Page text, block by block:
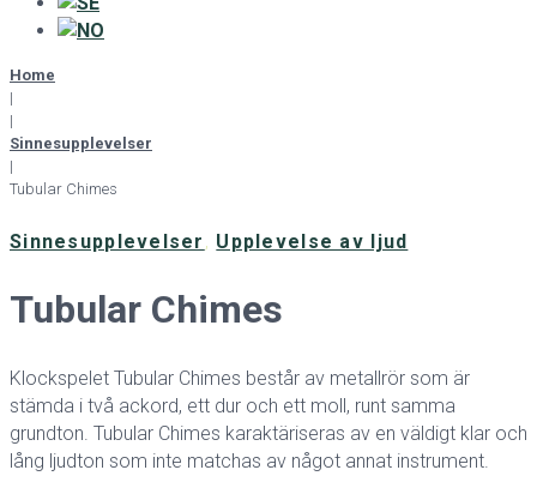
Home
|
|
Sinnesupplevelser
|
Tubular Chimes
Sinnesupplevelser , Upplevelse av ljud
Tubular Chimes
Klockspelet Tubular Chimes består av metallrör som är
stämda i två ackord, ett dur och ett moll, runt samma
grundton. Tubular Chimes karaktäriseras av en väldigt klar och
lång ljudton som inte matchas av något annat instrument.